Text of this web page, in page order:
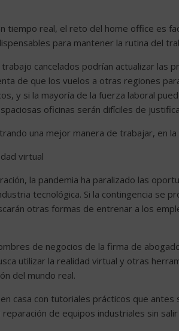
tiempo real, el reto del home office es
para mantener la rutina del
cancelados podrían actualizar las
de que los vuelos a otras regiones
y si la mayoría de la fuerza laboral
oficinas serán difíciles de
una mejor manera de trabajar, en la
virtual
la pandemia ha paralizado las
tecnológica. Si la contingencia se
otras formas de entrenar a los
de negocios de la firma de
utilizar la realidad virtual y otras
del mundo real.
casa con tutoriales prácticos que
de equipos industriales sin